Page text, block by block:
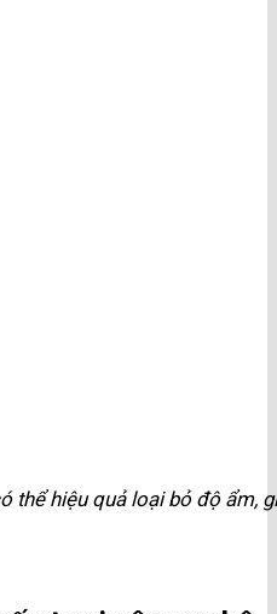
thể hiệu quả loại bỏ độ ẩm,